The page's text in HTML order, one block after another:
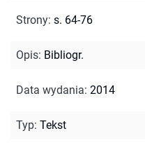
Strony: s. 64-76
Opis: Bibliogr.
Data wydania: 2014
Typ: Tekst